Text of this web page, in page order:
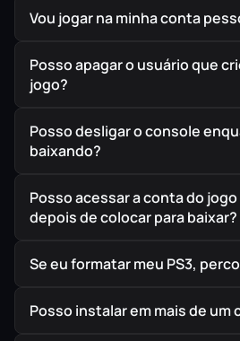
Vou jogar na minha conta
Posso apagar o usuário que
jogo?
Posso desligar o console
baixando?
Posso acessar a conta do
depois de colocar para baixar?
Se eu formatar meu PS3,
Posso instalar em mais de um